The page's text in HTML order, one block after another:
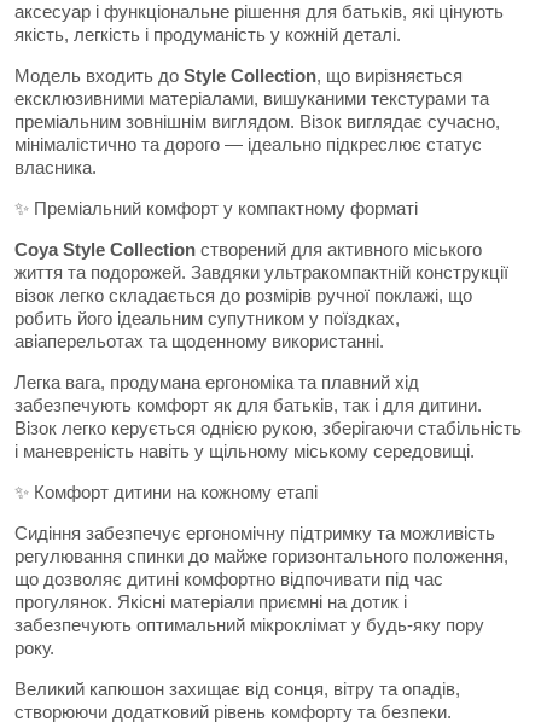
аксесуар і функціональне рішення для батьків, які цінують
якість, легкість і продуманість у кожній деталі.
Модель входить до Style Collection, що вирізняється
ексклюзивними матеріалами, вишуканими текстурами та
преміальним зовнішнім виглядом. Візок виглядає сучасно,
мінімалістично та дорого — ідеально підкреслює статус
власника.
✨ Преміальний комфорт у компактному форматі
Coya Style Collection створений для активного міського
життя та подорожей. Завдяки ультракомпактній конструкції
візок легко складається до розмірів ручної поклажі, що
робить його ідеальним супутником у поїздках,
авіаперельотах та щоденному використанні.
Легка вага, продумана ергономіка та плавний хід
забезпечують комфорт як для батьків, так і для дитини.
Візок легко керується однією рукою, зберігаючи стабільність
і маневреність навіть у щільному міському середовищі.
✨ Комфорт дитини на кожному етапі
Сидіння забезпечує ергономічну підтримку та можливість
регулювання спинки до майже горизонтального положення,
що дозволяє дитині комфортно відпочивати під час
прогулянок. Якісні матеріали приємні на дотик і
забезпечують оптимальний мікроклімат у будь-яку пору
року.
Великий капюшон захищає від сонця, вітру та опадів,
створюючи додатковий рівень комфорту та безпеки.